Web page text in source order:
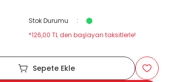
Stok Durumu
*126,00 TL den başlayan taksitlerle!
Sepete Ekle